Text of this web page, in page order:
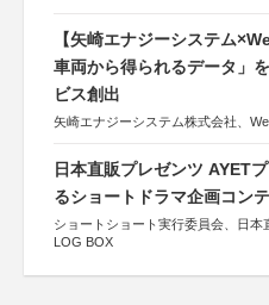
【矢崎エナジーシステム
車両から得られるデータ」
ビス創出
矢崎エナジーシステム株式会社、
日本直販プレゼンツ AYET
るショートドラマ企画コン
ショートショート実行委員会、日本
LOG BOX